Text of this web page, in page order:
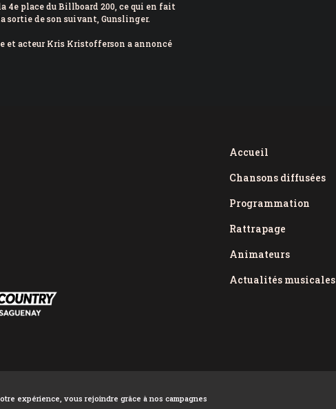
4e place du Billboard 200, ce qui en fait
sortie de son suivant, Gunslinger.
et acteur Kris Kristofferson a annoncé
Accueil
Chansons diffusées
Programmation
Rattrapage
Animateurs
Actualités musicales
expérience, vous rejoindre grâce à nos campagnes